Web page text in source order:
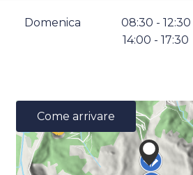
Domenica 08:30 - 12:30
14:00 - 17:30
Come arrivare